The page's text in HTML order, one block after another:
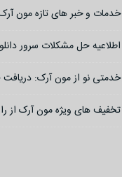
خدمات و خبر های تازه مون
اطلاعیه حل مشکلات سرور
خدمتی نو از مون آرک:
تخفیف های ویژه مون آرک از